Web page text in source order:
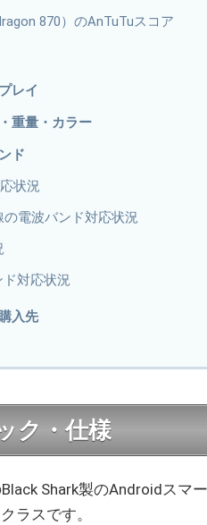
870）のAnTuTuスコア
レイ
重量・カラー
ド
状況
電波バンド対応状況
対応状況
入先
ク・仕様
Shark製のAndroidスマ
ラスです。